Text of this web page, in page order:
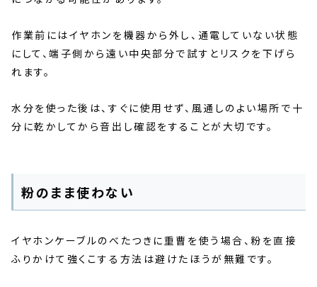
作業前にはイヤホンを機器から外し、通電していない状態
にして、端子側から遠い中央部分で試すとリスクを下げら
れます。
水分を使った後は、すぐに使用せず、風通しのよい場所で十
分に乾かしてから音出し確認をすることが大切です。
粉のまま使わない
イヤホンケーブルのべたつきに重曹を使う場合、粉を直接
ふりかけて強くこする方法は避けたほうが無難です。